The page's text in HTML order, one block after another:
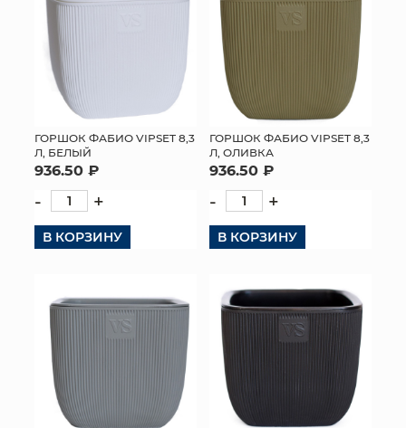
ГОРШОК ФАБИО VIPSET 8,3
Л, БЕЛЫЙ
936.50 ₽
- +
В КОРЗИНУ
ГОРШОК ФАБИО VIPSET 8,3
Л, ОЛИВКА
936.50 ₽
- +
В КОРЗИНУ